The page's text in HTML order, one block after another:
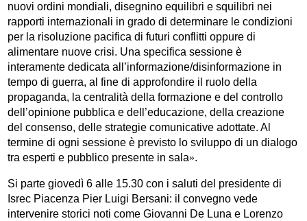
nuovi ordini mondiali, disegnino equilibri e squilibri nei
rapporti internazionali in grado di determinare le condizioni
per la risoluzione pacifica di futuri conflitti oppure di
alimentare nuove crisi. Una specifica sessione è
interamente dedicata all’informazione/disinformazione in
tempo di guerra, al fine di approfondire il ruolo della
propaganda, la centralità della formazione e del controllo
dell’opinione pubblica e dell’educazione, della creazione
del consenso, delle strategie comunicative adottate. Al
termine di ogni sessione è previsto lo sviluppo di un dialogo
tra esperti e pubblico presente in sala».
Si parte giovedì 6 alle 15.30 con i saluti del presidente di
Isrec Piacenza Pier Luigi Bersani: il convegno vede
intervenire storici noti come Giovanni De Luna e Lorenzo